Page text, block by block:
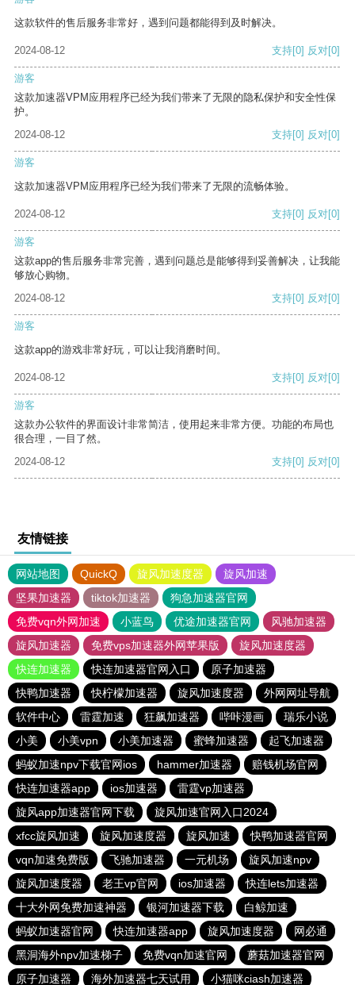
这款软件的售后服务非常好，遇到问题都能得到及时解决。
2024-08-12 支持[0] 反对[0]
游客
这款加速器VPM应用程序已经为我们带来了无限的隐私保护和安全性保
护。
2024-08-12
支持[0] 反对[0]
游客
这款加速器VPM应用程序已经为我们带来了无限的流畅体验。
2024-08-12 支持[0] 反对[0]
游客
这款app的售后服务非常完善，遇到问题总是能够得到妥善解决，让我能
够放心购物。
2024-08-12
支持[0] 反对[0]
游客
这款app的游戏非常好玩，可以让我消磨时间。
2024-08-12 支持[0] 反对[0]
游客
这款办公软件的界面设计非常简洁，使用起来非常方便。功能的布局也
很合理，一目了然。
2024-08-12
支持[0] 反对[0]
友情链接
网站地图 QuickQ 旋风加速度器
旋风加速
坚果加速器
tiktok加速器
狗急加速器官网
免费vqn外网加速
小蓝鸟 优途加速器官网
风驰加速器
旋风加速器
免费vps加速器外网苹果版
旋风加速度器
快连加速器
快连加速器官网入口
原子加速器
快鸭加速器
快柠檬加速器 旋风加速度器
外网网址导航
软件中心
雷霆加速 狂飙加速器 哔咔漫画
瑞乐小说
小美
小美vpn 小美加速器 蜜蜂加速器
起飞加速器
蚂蚁加速npv下载官网ios
hammer加速器
赔钱机场官网
快连加速器app
ios加速器
雷霆vp加速器
旋风app加速器官网下载
旋风加速官网入口2024
xfcc旋风加速
旋风加速度器 旋风加速
快鸭加速器官网
vqn加速免费版
飞驰加速器 一元机场
旋风加速npv
旋风加速度器
老王vp官网 ios加速器
快连lets加速器
十大外网免费加速神器
银河加速器下载
白鲸加速
蚂蚁加速器官网
快连加速器app 旋风加速度器
网必通
黑洞海外npv加速梯子
免费vqn加速官网
蘑菇加速器官网
原子加速器
海外加速器七天试用 小猫咪ciash加速器